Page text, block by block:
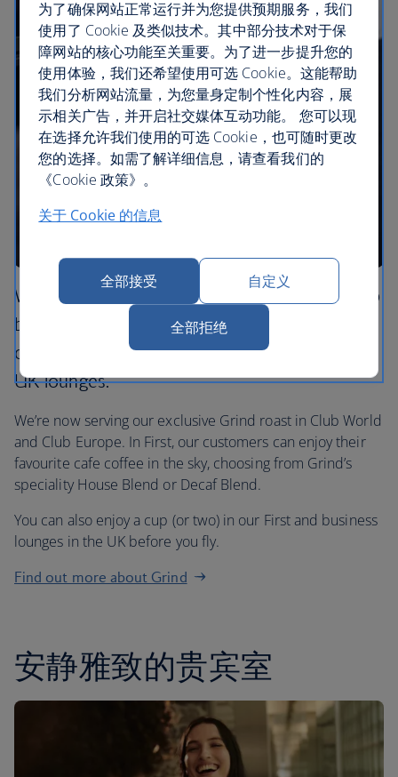
We’re extending our partnership with Grind to
bring the authentic taste of London’s cafe
culture on board to our premium cabins and
UK lounges.
We’re now serving our exclusive Grind roast in Club World
and Club Europe. In First, our customers can enjoy their
favourite cafe coffee in the sky, choosing from Grind’s
speciality House Blend or Decaf Blend.
You can also enjoy a cup (or two) in our First and business
lounges in the UK before you fly.
Find out more about Grind
安静雅致的贵宾室
为了确保网站正常运行并为您提供预期服务，我们
使用了 Cookie 及类似技术。其中部分技术对于保
障网站的核心功能至关重要。为了进一步提升您的
使用体验，我们还希望使用可选 Cookie。这能帮助
我们分析网站流量，为您量身定制个性化内容，展
示相关广告，并开启社交媒体互动功能。 您可以现
在选择允许我们使用的可选 Cookie，也可随时更改
您的选择。如需了解详细信息，请查看我们的
《Cookie 政策》。
关于 Cookie 的信息
全部接受 自定义
全部拒绝